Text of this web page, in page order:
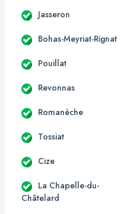
Jasseron
Bohas-Meyriat-Rignat
Pouillat
Revonnas
Romanèche
Tossiat
Cize
La Chapelle-du-
Châtelard